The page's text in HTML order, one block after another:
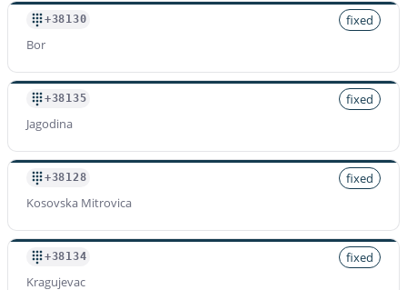
+38130
fixed
Bor
+38135
fixed
Jagodina
+38128
fixed
Kosovska Mitrovica
+38134
fixed
Kragujevac